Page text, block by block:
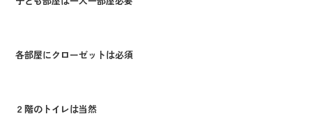
各部屋にクローゼットは必須
２階のトイレは当然